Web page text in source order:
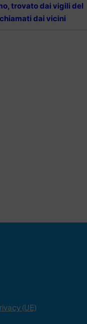
trovato dai vigili del
dai vicini
(UE)